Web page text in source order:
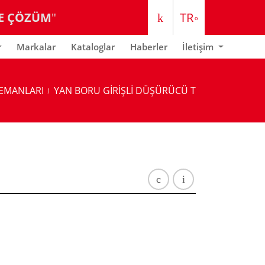
ÇÖZÜM" TR
EN
Markalar Kataloglar Haberler İletişim
YAN BORU GİRİŞLİ DÜŞÜRÜCÜ T